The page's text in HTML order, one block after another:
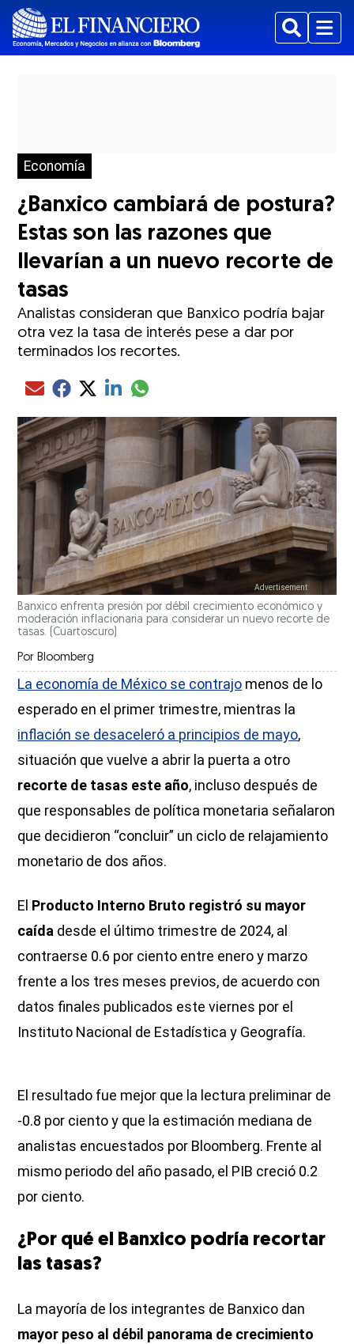
BuscarMenu
Economía
¿Banxico cambiará de postura?
Estas son las razones que
llevarían a un nuevo recorte de
tasas
Analistas consideran que Banxico podría bajar
otra vez la tasa de interés pese a dar por
terminados los recortes.
Compartir el artículo actual mediante Email
Compartir el artículo actual mediante Facebook
Compartir el artículo actual mediante Twitter
Compartir el artículo actual mediante LinkedIn
Compartir el artículo actual mediante
Banxico enfrenta presión por débil crecimiento económico y
moderación inflacionaria para considerar un nuevo recorte de
tasas. (Cuartoscuro)
Por Bloomberg
La economía de México se contrajo menos de lo
esperado en el primer trimestre, mientras la
inflación se desaceleró a principios de mayo,
situación que vuelve a abrir la puerta a otro
recorte de tasas este año, incluso después de
que responsables de política monetaria señalaron
que decidieron “concluir” un ciclo de relajamiento
monetario de dos años.
El Producto Interno Bruto registró su mayor
caída desde el último trimestre de 2024, al
contraerse 0.6 por ciento entre enero y marzo
frente a los tres meses previos, de acuerdo con
datos finales publicados este viernes por el
Instituto Nacional de Estadística y Geografía.
El resultado fue mejor que la lectura preliminar de
-0.8 por ciento y que la estimación mediana de
analistas encuestados por Bloomberg. Frente al
mismo periodo del año pasado, el PIB creció 0.2
por ciento.
¿Por qué el Banxico podría recortar
las tasas?
La mayoría de los integrantes de Banxico dan
mayor peso al débil panorama de crecimiento